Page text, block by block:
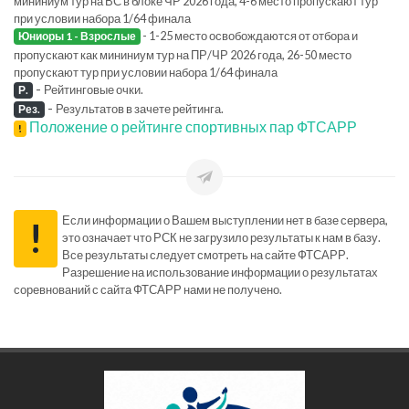
при условии набора 1/64 финала
Юниоры 1 - Взрослые - 1-25 место освобождаются от отбора и
пропускают как мининиум тур на ПР/ЧР 2026 года, 26-50 место
пропускают тур при условии набора 1/64 финала
Р. - Рейтинговые очки.
Рез. - Результатов в зачете рейтинга.
! Положение о рейтинге спортивных пар ФТСАРР
!
Если информации о Вашем выступлении нет в базе сервера,
это означает что РСК не загрузило результаты к нам в базу.
Все результаты следует смотреть на сайте ФТСАРР.
Разрешение на использование информации о результатах
соревнований с сайта ФТСАРР нами не получено.